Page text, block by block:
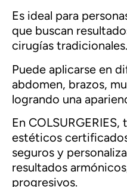
Es ideal para
que buscan
cirugías tradicionales.
Puede aplicarse en
abdomen, brazos,
logrando una
En
estéticos
seguros y
resultados
progresivos.